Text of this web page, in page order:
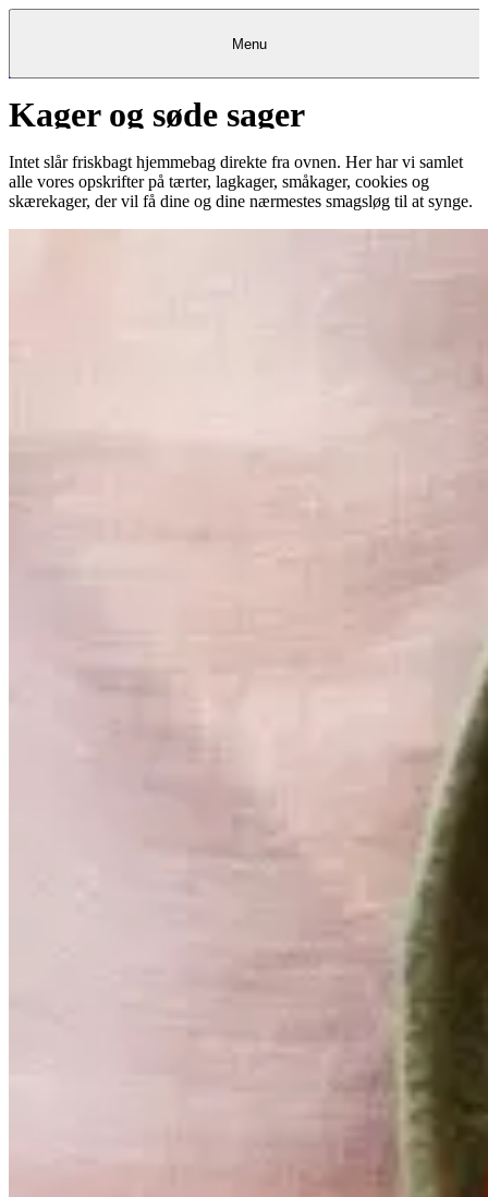
Kantine Kantine
Kantine
FrokostordningFrokostordningFrokostordning
MadkurserMadkurser&&TeambuildingTeambuilding
& Teambuilding
OpskrifterOpskrifter Opskrifter
Restauranter Restauranter Bagerier
Bagerier
DetailDetailDetail
ProjekterProjekter&&rådgivning rådgivning Projekter &
rådgivning
Køb gavekort gavekort
Køb gavekort
Kundeservice KundeserviceKundeservice
Log indMit Meyers
Menu
Kager og søde sager
Intet slår friskbagt hjemmebag direkte fra ovnen. Her har vi samlet
alle vores opskrifter på tærter, lagkager, småkager, cookies og
skærekager, der vil få dine og dine nærmestes smagsløg til at synge.